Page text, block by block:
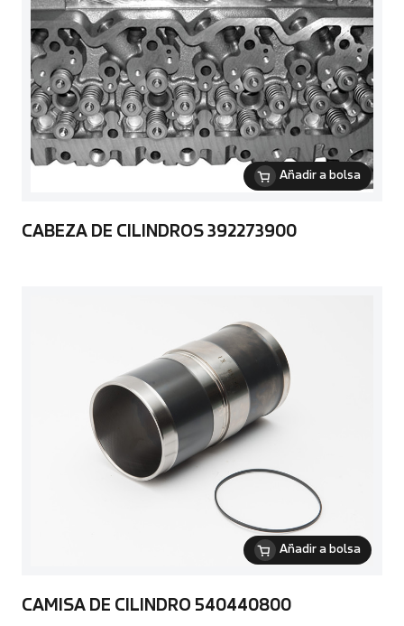
Añadir a bolsa
CABEZA DE CILINDROS 392273900
Añadir a bolsa
CAMISA DE CILINDRO 540440800